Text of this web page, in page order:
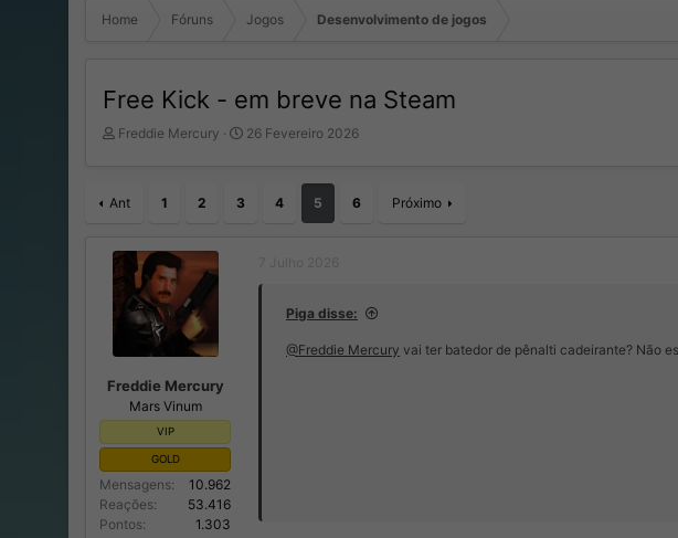
Home Fóruns Jogos Desenvolvimento de jogos
Free Kick - em breve na Steam
I
i
d
p
o
Freddie Mercury
D
26 Fevereiro 2026
Ant 1 2 3 4 5 6 Próximo
Freddie Mercury
Mars Vinum
VIP
GOLD
Mensagens
10.962
Reações
53.416
Pontos
1.303
Piga disse:
@Freddie Mercury vai ter batedor de pênalti cadeirante? Não